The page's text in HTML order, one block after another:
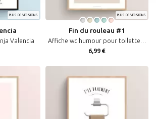
PLUS DE VERSIONS
Valencia
PLUS DE VERSIONS
Fin du rouleau #1
6,99 €